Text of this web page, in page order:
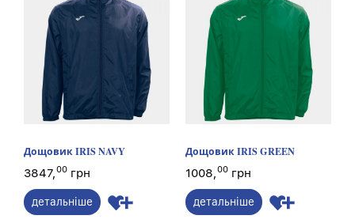
Дощовик IRIS NAVY
3847,00 грн
детальніше
Дощовик IRIS GREEN
1008,00 грн
детальніше